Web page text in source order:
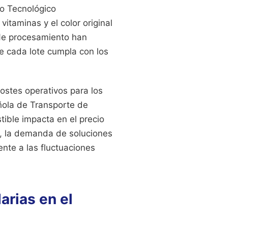
Tecnológico
y el color original
procesamiento han
cada lote cumpla con los
operativos para los
de Transporte de
impacta en el precio
demanda de soluciones
a las fluctuaciones
en el